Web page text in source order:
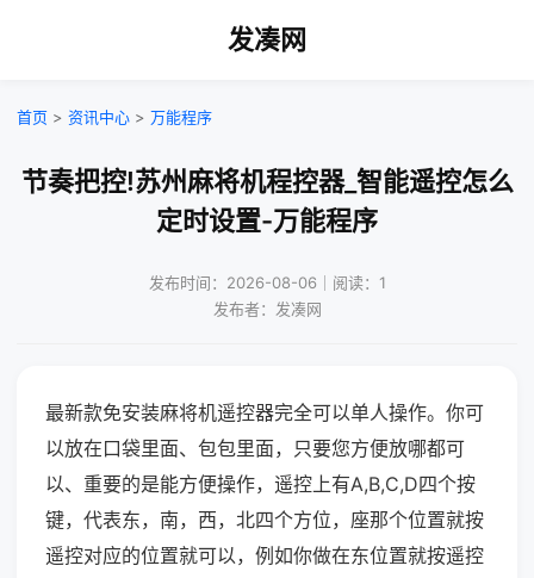
发凑网
首页 > 资讯中心 > 万能程序
节奏把控!苏州麻将机程控器_智能遥控怎么
定时设置-万能程序
发布时间：2026-08-06｜阅读：1
发布者：发凑网
最新款免安装麻将机遥控器完全可以单人操作。你可
以放在口袋里面、包包里面，只要您方便放哪都可
以、重要的是能方便操作，遥控上有A,B,C,D四个按
键，代表东，南，西，北四个方位，座那个位置就按
遥控对应的位置就可以，例如你做在东位置就按遥控